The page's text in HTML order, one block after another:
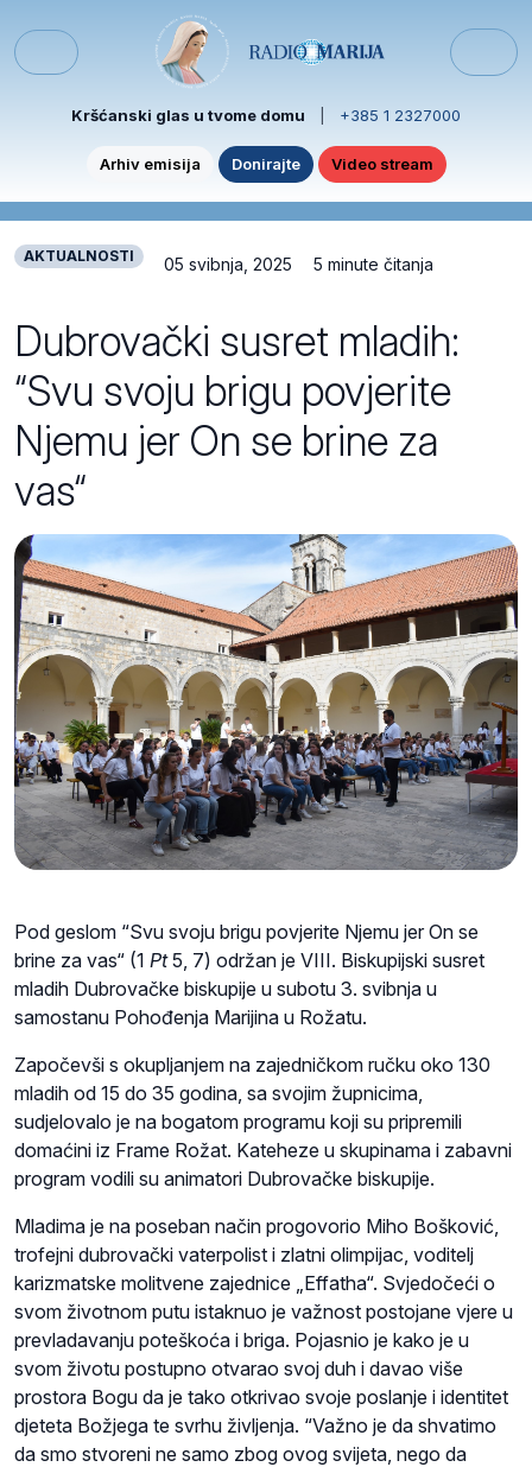
Menu
Kršćanski glas u tvome domu +385 1 2327000
Arhiv emisija Donirajte Video stream
AKTUALNOSTI 05 svibnja, 2025 5 minute čitanja
Dubrovački susret mladih:
“Svu svoju brigu povjerite
Njemu jer On se brine za
vas“
Pod geslom “Svu svoju brigu povjerite Njemu jer On se
brine za vas“ (1 Pt5, 7) održan je VIII. Biskupijski susret
mladih Dubrovačke biskupije u subotu 3. svibnja u
samostanu Pohođenja Marijina u Rožatu.
Započevši s okupljanjem na zajedničkom ručku oko 130
mladih od 15 do 35 godina, sa svojim župnicima,
sudjelovalo je na bogatom programu koji su pripremili
domaćini iz Frame Rožat. Kateheze u skupinama i zabavni
program vodili su animatori Dubrovačke biskupije.
Mladima je na poseban način progovorio Miho Bošković,
trofejni dubrovački vaterpolist i zlatni olimpijac, voditelj
karizmatske molitvene zajednice „Effatha“. Svjedočeći o
svom životnom putu istaknuo je važnost postojane vjere u
prevladavanju poteškoća i briga. Pojasnio je kako je u
svom životu postupno otvarao svoj duh i davao više
prostora Bogu da je tako otkrivao svoje poslanje i identitet
djeteta Božjega te svrhu življenja. “Važno je da shvatimo
da smo stvoreni ne samo zbog ovog svijeta, nego da